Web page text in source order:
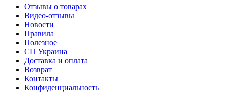
Отзывы о товарах
Видео-отзывы
Новости
Правила
Полезное
СП Украина
Доставка и оплата
Возврат
Контакты
Конфиденциальность